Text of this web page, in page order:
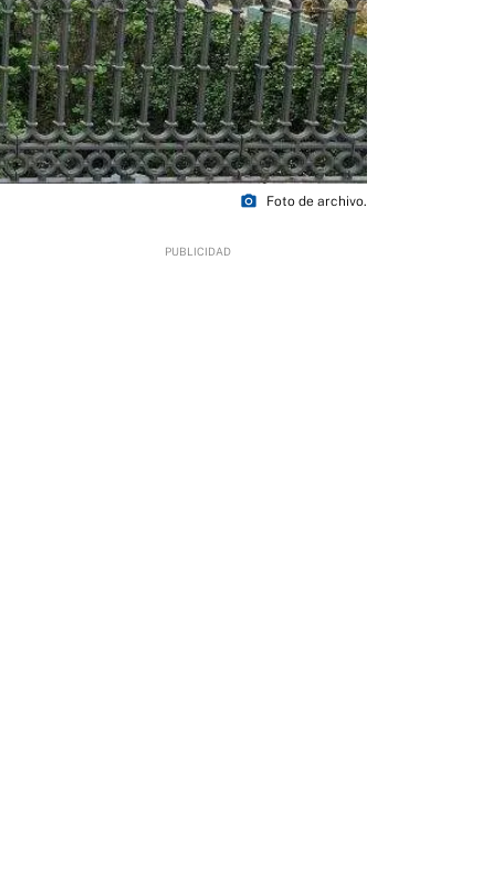
photo_camera Foto de archivo.